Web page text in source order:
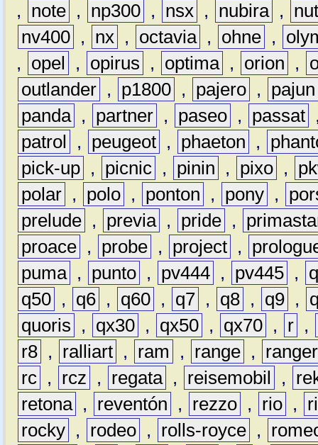
,
note , np300 , nsx , nubira ,
nv400 , nx , octavia , ohne ,
,
opel , opirus , optima , orion ,
outlander , p1800 , pajero ,
pajun
panda , partner , paseo , passat
patrol
, peugeot , phaeton ,
pick-up , picnic , pinin , pixo ,
polar , polo , ponton , pony ,
prelude , previa , pride ,
proace , probe , project ,
puma , punto , pv444 , pv445 ,
q50 , q6 , q60 , q7 , q8 , q9 ,
quoris
, qx30 , qx50 , qx70 , r ,
r8 , ralliart , ram , range ,
ranger
rc , rcz , regata , reisemobil ,
retona , reventón , rezzo , rio ,
rocky , rodeo , rolls-royce ,